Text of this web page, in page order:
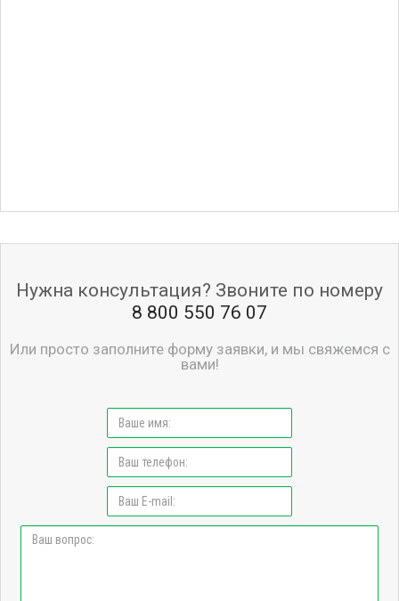
Нужна консультация? Звоните по номеру
8 800 550 76 07
Или просто заполните форму заявки, и мы свяжемся с
вами!